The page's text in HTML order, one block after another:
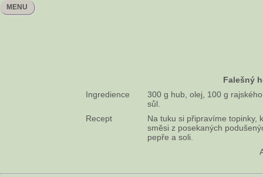
MENU
Falešný
Ingredience
300 g hub, olej, 100 g
sůl.
Recept
Na tuku si připravíme topinky,
směsi z posekaných
pepře a soli.